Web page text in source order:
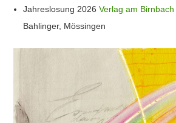
Jahreslosung 2026Verlag am Birnbach
Bahlinger, Mössingen